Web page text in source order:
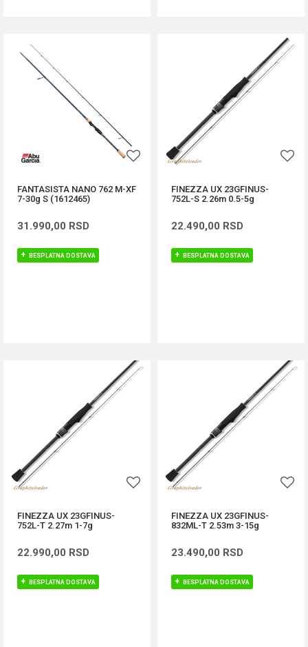
FANTASISTA NANO 762 M-XF
7-30g S (1612465)
31.990,00 RSD
BESPLATNA DOSTAVA
FINEZZA UX 23GFINUS-
752L-S 2.26m 0.5-5g
22.490,00 RSD
BESPLATNA DOSTAVA
FINEZZA UX 23GFINUS-
752L-T 2.27m 1-7g
22.990,00 RSD
BESPLATNA DOSTAVA
FINEZZA UX 23GFINUS-
832ML-T 2.53m 3-15g
23.490,00 RSD
BESPLATNA DOSTAVA